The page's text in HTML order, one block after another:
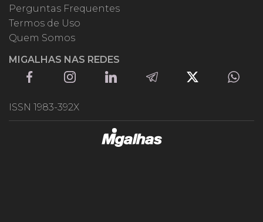
Perguntas Frequentes
Termos de Uso
Quem Somos
MIGALHAS NAS REDES
ISSN 1983-392X